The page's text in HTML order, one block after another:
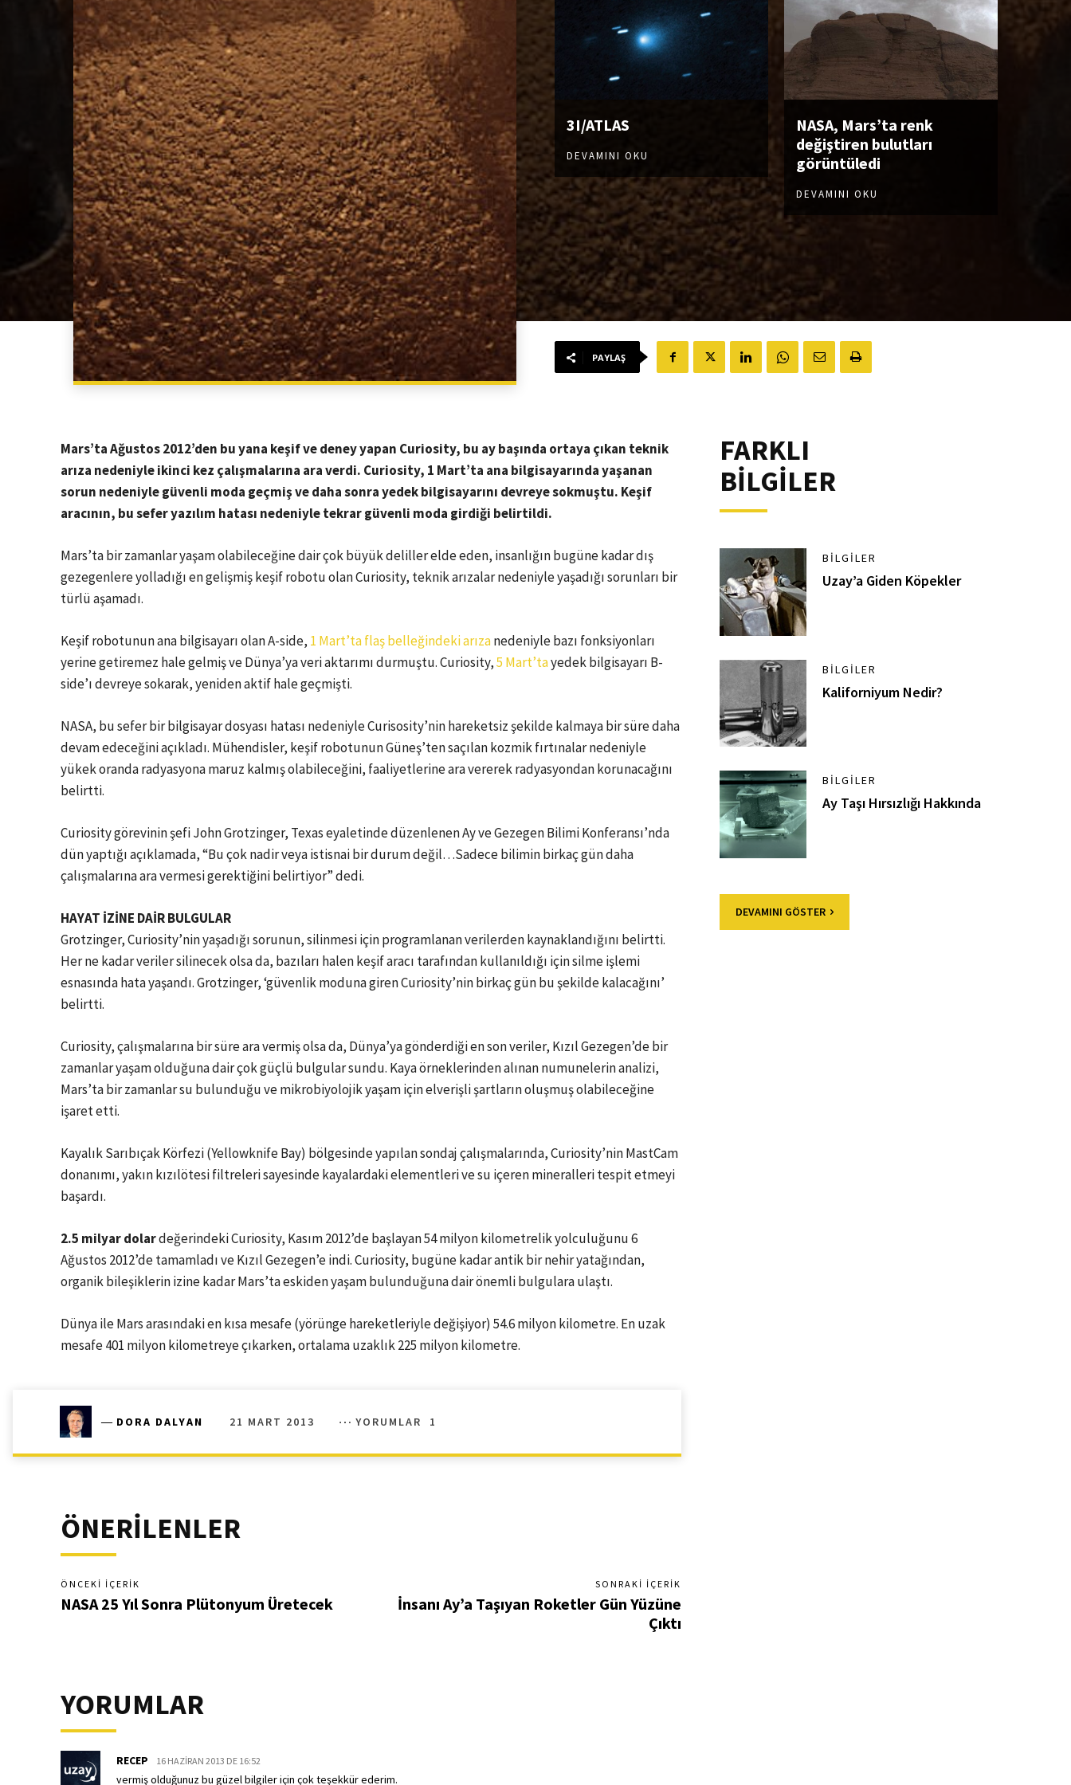
3I/ATLAS
DEVAMINI OKU
NASA, Mars’ta renk
değiştiren bulutları
görüntüledi
DEVAMINI OKU
PAYLAŞ
Mars’ta Ağustos 2012’den bu yana keşif ve deney yapan Curiosity, bu ay başında ortaya çıkan teknik
arıza nedeniyle ikinci kez çalışmalarına ara verdi. Curiosity, 1 Mart’ta ana bilgisayarında yaşanan
sorun nedeniyle güvenli moda geçmiş ve daha sonra yedek bilgisayarını devreye sokmuştu. Keşif
aracının, bu sefer yazılım hatası nedeniyle tekrar güvenli moda girdiği belirtildi.
Mars’ta bir zamanlar yaşam olabileceğine dair çok büyük deliller elde eden, insanlığın bugüne kadar dış
gezegenlere yolladığı en gelişmiş keşif robotu olan Curiosity, teknik arızalar nedeniyle yaşadığı sorunları bir
türlü aşamadı.
Keşif robotunun ana bilgisayarı olan A-side, 1 Mart’ta flaş belleğindeki arızanedeniyle bazı fonksiyonları
yerine getiremez hale gelmiş ve Dünya’ya veri aktarımı durmuştu. Curiosity,5 Mart’tayedek bilgisayarı B-
side’ı devreye sokarak, yeniden aktif hale geçmişti.
NASA, bu sefer bir bilgisayar dosyası hatası nedeniyle Curisosity’nin hareketsiz şekilde kalmaya bir süre daha
devam edeceğini açıkladı. Mühendisler, keşif robotunun Güneş’ten saçılan kozmik fırtınalar nedeniyle
yükek oranda radyasyona maruz kalmış olabileceğini, faaliyetlerine ara vererek radyasyondan korunacağını
belirtti.
Curiosity görevinin şefi John Grotzinger, Texas eyaletinde düzenlenen Ay ve Gezegen Bilimi Konferansı’nda
dün yaptığı açıklamada, “Bu çok nadir veya istisnai bir durum değil…Sadece bilimin birkaç gün daha
çalışmalarına ara vermesi gerektiğini belirtiyor” dedi.
HAYAT İZİNE DAİR BULGULAR
Grotzinger, Curiosity’nin yaşadığı sorunun, silinmesi için programlanan verilerden kaynaklandığını belirtti.
Her ne kadar veriler silinecek olsa da, bazıları halen keşif aracı tarafından kullanıldığı için silme işlemi
esnasında hata yaşandı. Grotzinger, ‘güvenlik moduna giren Curiosity’nin birkaç gün bu şekilde kalacağını’
belirtti.
Curiosity, çalışmalarına bir süre ara vermiş olsa da, Dünya’ya gönderdiği en son veriler, Kızıl Gezegen’de bir
zamanlar yaşam olduğuna dair çok güçlü bulgular sundu. Kaya örneklerinden alınan numunelerin analizi,
Mars’ta bir zamanlar su bulunduğu ve mikrobiyolojik yaşam için elverişli şartların oluşmuş olabileceğine
işaret etti.
Kayalık Sarıbıçak Körfezi (Yellowknife Bay) bölgesinde yapılan sondaj çalışmalarında, Curiosity’nin MastCam
donanımı, yakın kızılötesi filtreleri sayesinde kayalardaki elementleri ve su içeren mineralleri tespit etmeyi
başardı.
2.5 milyar dolardeğerindeki Curiosity, Kasım 2012’de başlayan 54 milyon kilometrelik yolculuğunu 6
Ağustos 2012’de tamamladı ve Kızıl Gezegen’e indi. Curiosity, bugüne kadar antik bir nehir yatağından,
organik bileşiklerin izine kadar Mars’ta eskiden yaşam bulunduğuna dair önemli bulgulara ulaştı.
Dünya ile Mars arasındaki en kısa mesafe (yörünge hareketleriyle değişiyor) 54.6 milyon kilometre. En uzak
mesafe 401 milyon kilometreye çıkarken, ortalama uzaklık 225 milyon kilometre.
― DORA DALYAN 21 MART 2013 YORUMLAR 1
ÖNERİLENLER
ÖNCEKI İÇERIK
NASA 25 Yıl Sonra Plütonyum Üretecek
SONRAKI İÇERIK
İnsanı Ay’a Taşıyan Roketler Gün Yüzüne
Çıktı
YORUMLAR
RECEP 16 HAZIRAN 2013 DE 16:52
vermiş olduğunuz bu güzel bilgiler için çok teşekkür ederim.
FARKLI
BİLGİLER
BILGILER
Uzay’a Giden Köpekler
BILGILER
Kaliforniyum Nedir?
BILGILER
Ay Taşı Hırsızlığı Hakkında
DEVAMINI GÖSTER